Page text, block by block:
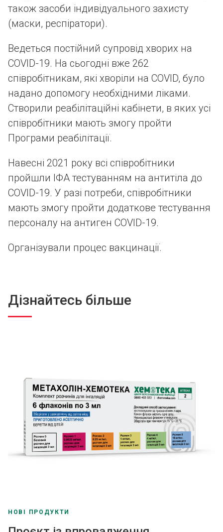
також засоби індивідуального захисту
(маски, респіратори).
Ведеться постійний супровід хворих на
COVID-19. На сьогодні вже 262
співробітникам, які хворіли на COVID, було
надано допомогу необхідними ліками.
Створили реабілітаційні кабінети, в яких усі
співробітники мають змогу пройти
Програми реабілітації.
Навесні 2021 року всі співробітники
пройшли ІФА тестуванням на антитіла до
COVID-19. У разі потреби, співробітники
мають змогу пройти додаткове тестування
персоналу на антиген COVID-19.
Організували процес вакцинації.
Дізнайтесь більше
НОВІ ПРОДУКТИ